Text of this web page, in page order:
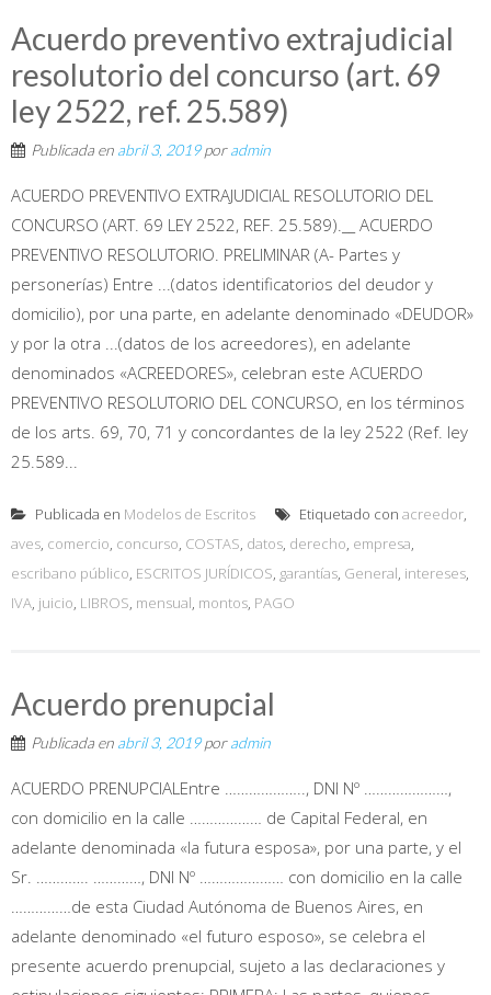
Acuerdo preventivo extrajudicial
resolutorio del concurso (art. 69
ley 2522, ref. 25.589)
Publicada en abril 3, 2019poradmin
ACUERDO PREVENTIVO EXTRAJUDICIAL RESOLUTORIO DEL
CONCURSO (ART. 69 LEY 2522, REF. 25.589).__ ACUERDO
PREVENTIVO RESOLUTORIO. PRELIMINAR (A- Partes y
personerías) Entre ...(datos identificatorios del deudor y
domicilio), por una parte, en adelante denominado «DEUDOR»
y por la otra ...(datos de los acreedores), en adelante
denominados «ACREEDORES», celebran este ACUERDO
PREVENTIVO RESOLUTORIO DEL CONCURSO, en los términos
de los arts. 69, 70, 71 y concordantes de la ley 2522 (Ref. ley
25.589...
Publicada en Modelos de Escritos Etiquetado con acreedor,
aves, comercio, concurso, COSTAS, datos, derecho, empresa,
escribano público, ESCRITOS JURÍDICOS, garantías, General, intereses,
IVA, juicio, LIBROS, mensual, montos, PAGO
Acuerdo prenupcial
Publicada en abril 3, 2019poradmin
ACUERDO PRENUPCIALEntre ……………….., DNI Nº …………………,
con domicilio en la calle ……………… de Capital Federal, en
adelante denominada «la futura esposa», por una parte, y el
Sr. …………. …………, DNI Nº ………………… con domicilio en la calle
……………de esta Ciudad Autónoma de Buenos Aires, en
adelante denominado «el futuro esposo», se celebra el
presente acuerdo prenupcial, sujeto a las declaraciones y